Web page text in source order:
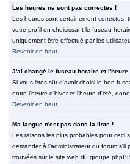
Les heures ne sont pas correctes !
Les heures sont certainement correctes,
votre profil en choisissant le fuseau
uniquement être effectué par les
Revenir en haut
J'ai changé le fuseau horaire et
Si vous êtes sûr d'avoir choisi le bon
entre l'heure d'hiver et l'heure d'été,
Revenir en haut
Ma langue n'est pas dans la liste !
Les raisons les plus probables pour ceci
demander à l'administrateur du forum
trouvées sur le site web du groupe